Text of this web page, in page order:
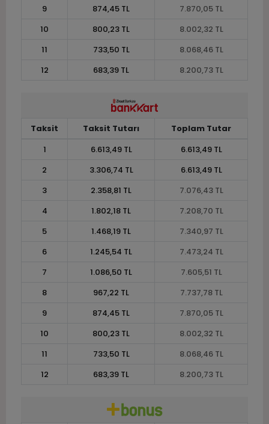
9
874,45 TL
7.870,05 TL
10
800,23 TL
8.002,32 TL
11
733,50 TL
8.068,46 TL
12
683,39 TL 8.200,73 TL
Taksit Taksit Tutarı
Toplam Tutar
1
6.613,49 TL
6.613,49 TL
2
3.306,74 TL
6.613,49 TL
3
2.358,81 TL
7.076,43 TL
4
1.802,18 TL
7.208,70 TL
5
1.468,19 TL
7.340,97 TL
6
1.245,54 TL
7.473,24 TL
7
1.086,50 TL
7.605,51 TL
8
967,22 TL
7.737,78 TL
9
874,45 TL
7.870,05 TL
10
800,23 TL
8.002,32 TL
11
733,50 TL
8.068,46 TL
12
683,39 TL 8.200,73 TL